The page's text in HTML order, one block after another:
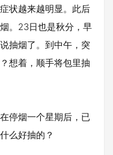
状越来越明显。此后
。23日也是秋分，早
抽烟了。到中午，突
想着，顺手将包里抽
停烟一个星期后，已
么好抽的？